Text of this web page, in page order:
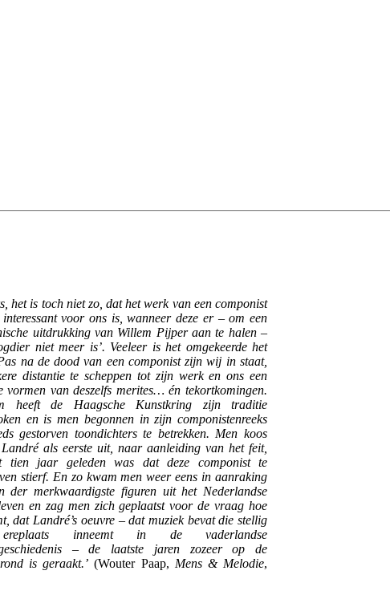
het is toch niet zo, dat het werk van een componist
voor ons is, wanneer deze er – om een
uitdrukking van Willem Pijper aan te halen –
niet meer is’. Veeleer is het omgekeerde het
na de dood van een componist zijn wij in staat,
distantie te scheppen tot zijn werk en ons een
vormen van deszelfs merites… én tekortkomingen.
heeft de Haagsche Kunstkring zijn traditie
en is men begonnen in zijn componistenreeks
gestorven toondichters te betrekken. Men koos
als eerste uit, naar aanleiding van het feit,
tien jaar geleden was dat deze componist te
stierf. En zo kwam men weer eens in aanraking
der merkwaardigste figuren uit het Nederlandse
en zag men zich geplaatst voor de vraag hoe
dat Landré’s oeuvre – dat muziek bevat die stellig
inneemt in de vaderlandse
– de laatste jaren zozeer op de
is geraakt.’ (Wouter Paap, Mens & Melodie,